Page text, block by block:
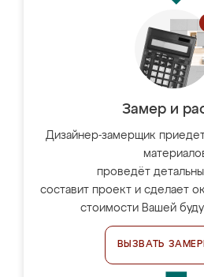
Замер и
Дизайнер-замерщик
проведёт
составит проект и сделает
стоимости Вашей
ВЫЗВАТЬ